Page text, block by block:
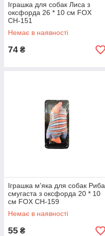
Іграшка для собак Лиса з
оксфорда 26 * 10 см FOX
СН-151
Немає в наявності
74 ₴
Іграшка м'яка для собак Риба
смугаста з оксфорда 20 * 10
см FOX СН-159
Немає в наявності
55 ₴